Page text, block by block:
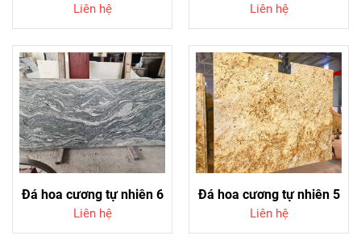
Liên hệ Liên hệ
Đá hoa cương tự nhiên 6
Liên hệ
Đá hoa cương tự nhiên 5
Liên hệ